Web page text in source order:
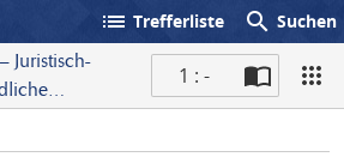
list Trefferliste search Suchen
Juristisch-
1 : -